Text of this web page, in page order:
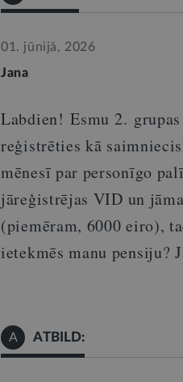
01. jūnijā, 2026
Jana
Labdien! Esmu 2.
reģistrēties kā
mēnesī par personīgo
jāreģistrējas VID un
(piemēram, 6000 eiro),
ietekmēs manu pensiju?
A ATBILD: